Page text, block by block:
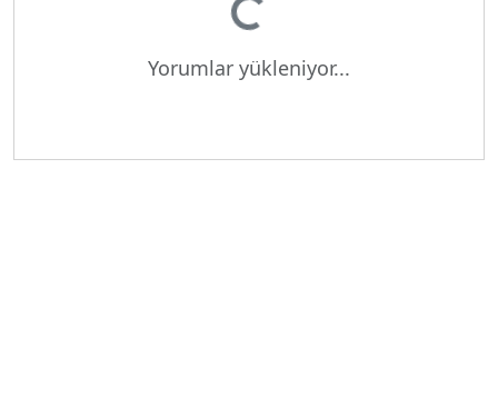
Yorumlar yükleniyor...